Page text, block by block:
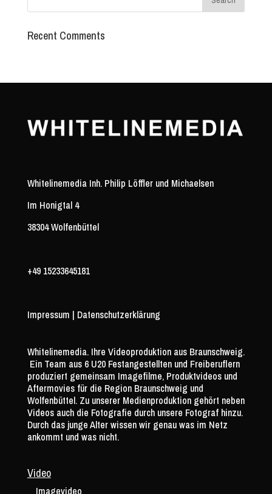
Recent Comments
Whitelinemedia Inh. Philip Löffler und Michaelsen
Im Honigtal 4
38304 Wolfenbüttel
+49 15233645181
Impressum | Datenschutzerklärung
Whitelinemedia. Ihre Videoproduktion aus Braunschweig.
Ein Team aus 6 U20 Festangestellten und Freiberuflern
produziert gemeinsam Imagefilme, Produktvideos und
Aftermovies für die Region Braunschweig und
Wolfenbüttel. Zu unserer Medienproduktion gehört neben
Videos auch die Fotografie durch unsere Fotograf hinzu.
Durch das junge Alter wissen wir genau was im Netz
ankommt und was nicht.
Video
Imagevideo